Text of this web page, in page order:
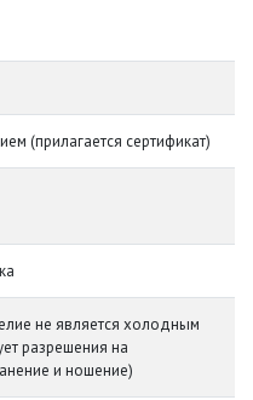
(прилагается сертификат)
не является холодным
разрешения на
и ношение)